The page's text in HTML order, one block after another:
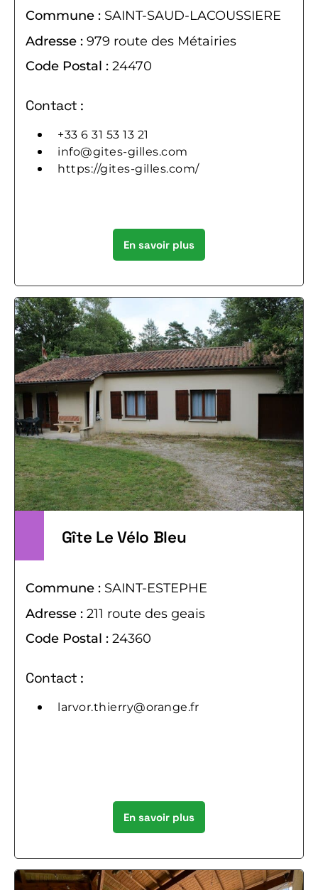
Commune : SAINT-SAUD-LACOUSSIERE
Adresse : 979 route des Métairies
Code Postal : 24470
Contact :
+33 6 31 53 13 21
info@gites-gilles.com
https://gites-gilles.com/
En savoir plus
Gîte Le Vélo Bleu
Commune : SAINT-ESTEPHE
Adresse : 211 route des geais
Code Postal : 24360
Contact :
larvor.thierry@orange.fr
En savoir plus